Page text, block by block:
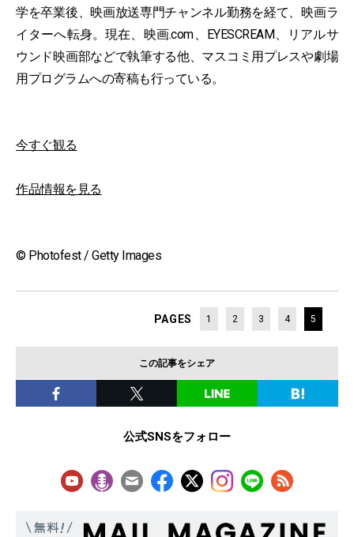
学を卒業後、映画放送専門チャンネル勤務を経て、映画ラ
イターへ転身。現在、映画.com、EYESCREAM、リアルサ
ウンド映画部などで執筆する他、マスコミ用プレスや劇場
用プログラムへの寄稿も行っている。
今すぐ観る
作品情報を見る
© Photofest / Getty Images
PAGES 1 2 3 4 5
この記事をシェア
公式SNSをフォロー